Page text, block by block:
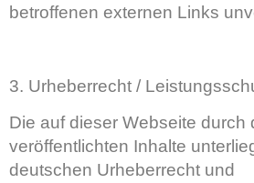
betroffenen externen Links
3. Urheberrecht /
Die auf dieser Webseite durch
veröffentlichten Inhalte
deutschen Urheberrecht und